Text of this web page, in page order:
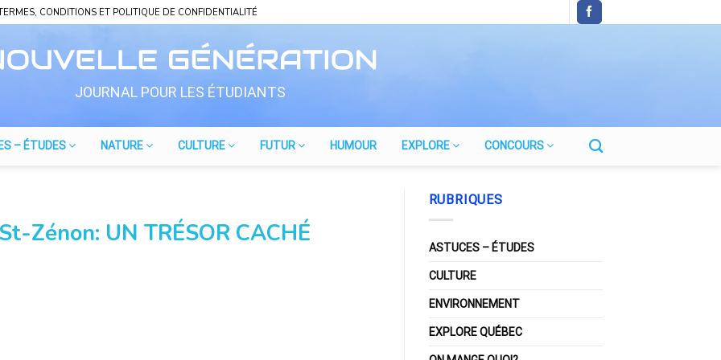
CONDITIONS ET POLITIQUE DE CONFIDENTIALITÉ
JOURNAL POUR LES ÉTUDIANTS
– ÉTUDES NATURE CULTURE FUTUR HUMOUR EXPLORE CONCOURS
Zénon: UN TRÉSOR CACHÉ
RUBRIQUES
ASTUCES – ÉTUDES
CULTURE
ENVIRONNEMENT
EXPLORE QUÉBEC